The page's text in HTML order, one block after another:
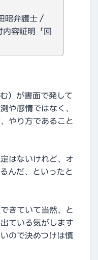
昭弁護士／
内容証明「回
）が書面で発して
や感情ではなく、
やり方であること
はないけれど、オ
んだ、といったと
きていて当然、と
ている気がします
ので決めつけは慎